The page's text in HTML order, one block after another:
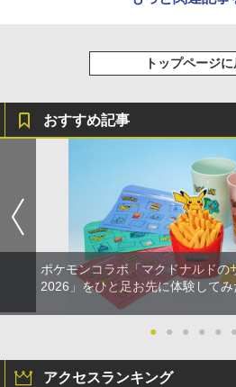
トップページ
おすすめ記事
ポケモンコラボ「マクドナルドの
2026」をひと足お先に体験してみ
● ● ● ● ● ●
アクセスランキング